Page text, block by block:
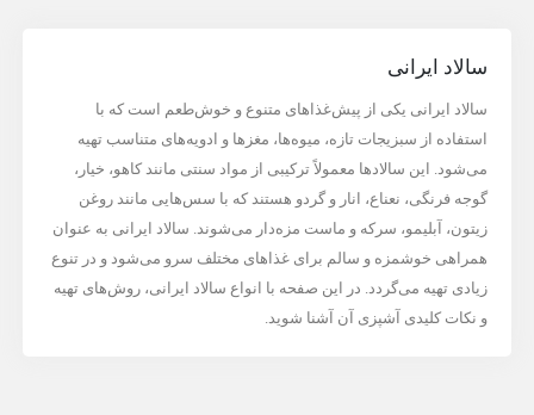
سالاد ایرانی
سالاد ایرانی یکی از پیش‌غذاهای متنوع و خوش‌طعم است که با
استفاده از سبزیجات تازه، میوه‌ها، مغزها و ادویه‌های متناسب تهیه
می‌شود. این سالادها معمولاً ترکیبی از مواد سنتی مانند کاهو، خیار،
گوجه فرنگی، نعناع، انار و گردو هستند که با سس‌هایی مانند روغن
زیتون، آبلیمو، سرکه و ماست مزه‌دار می‌شوند. سالاد ایرانی به عنوان
همراهی خوشمزه و سالم برای غذاهای مختلف سرو می‌شود و در تنوع
زیادی تهیه می‌گردد. در این صفحه با انواع سالاد ایرانی، روش‌های تهیه
و نکات کلیدی آشپزی آن آشنا شوید.